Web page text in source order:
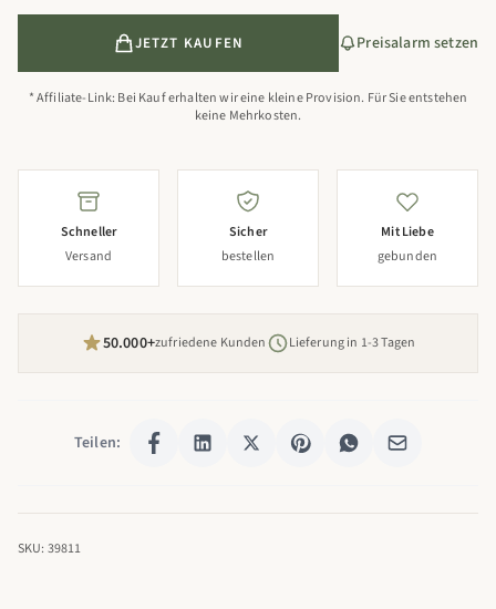
JETZT KAUFEN Preisalarm setzen
* Affiliate-Link: Bei Kauf erhalten wir eine kleine Provision. Für Sie entstehen
keine Mehrkosten.
Schneller
Versand
Sicher
bestellen
Mit Liebe
gebunden
50.000+zufriedene Kunden Lieferung in 1-3 Tagen
Teilen:
SKU: 39811